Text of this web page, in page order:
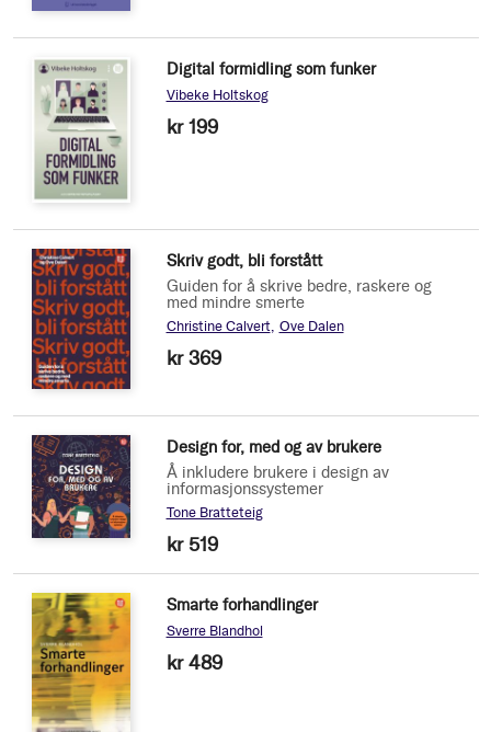
Digital formidling som funker
Vibeke Holtskog
kr 199
Skriv godt, bli forstått
Guiden for å skrive bedre, raskere og
med mindre smerte
Christine Calvert Ove Dalen
kr 369
Design for, med og av brukere
Å inkludere brukere i design av
informasjonssystemer
Tone Bratteteig
kr 519
Smarte forhandlinger
Sverre Blandhol
kr 489